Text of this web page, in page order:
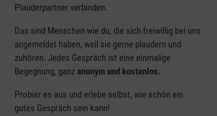
Plauderpartner verbinden.
Das sind Menschen wie du, die sich freiwillig bei uns
angemeldet haben, weil sie gerne plaudern und
zuhören. Jedes Gespräch ist eine einmalige
Begegnung, ganz anonym und kostenlos.
Probier es aus und erlebe selbst, wie schön ein
gutes Gespräch sein kann!